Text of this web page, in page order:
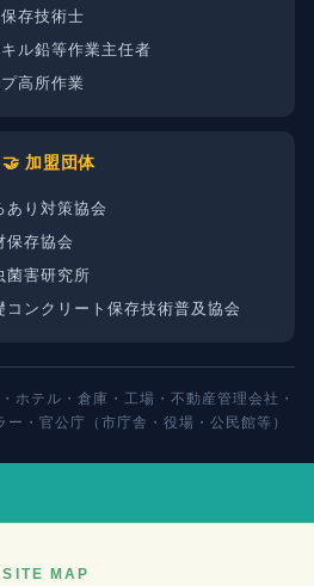
存技術士
ル鉛等作業主任者
高所作業
🤝 加盟団体
あり対策協会
保存協会
菌害研究所
ンクリート保存技術普及協会
ホテル・倉庫・工場・不動産管理会社・
・官公庁（市庁舎・役場・公民館等）
SITE MAP